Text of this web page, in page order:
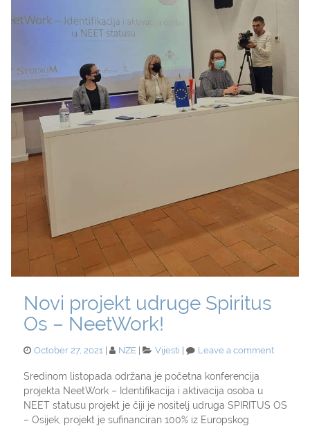
Novi projekt udruge Spiritus
Os – NeetWork!
Posted
October 27, 2021 NZE Categories
Vijesti Leave a commenton
Spiritus
Os
Sredinom listopada održana je početna konferencija
projekta NeetWork – Identifikacija i aktivacija osoba u
NEET statusu projekt je čiji je nositelj udruga SPIRITUS OS
– Osijek, projekt je sufinanciran 100% iz Europskog